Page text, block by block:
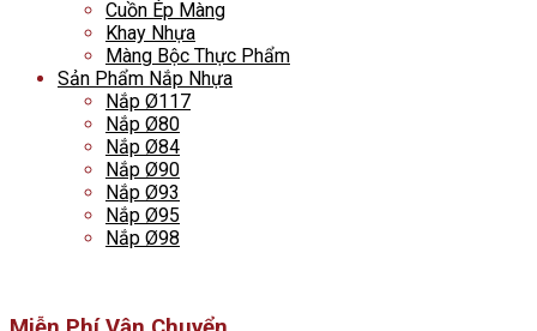
Cuồn Ép Màng
Khay Nhựa
Màng Bộc Thực Phẩm
Sản Phẩm Nắp Nhựa
Nắp Ø117
Nắp Ø80
Nắp Ø84
Nắp Ø90
Nắp Ø93
Nắp Ø95
Nắp Ø98